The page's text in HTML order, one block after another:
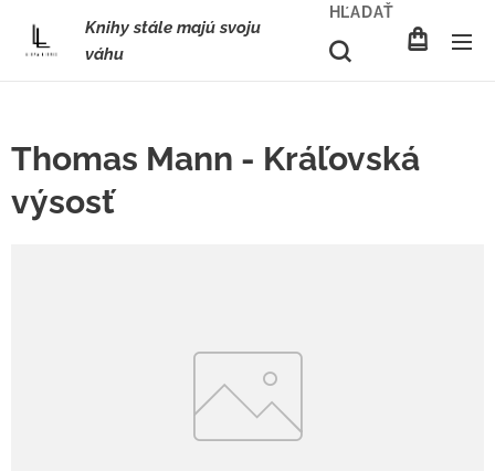
Knihy stále majú svoju
váhu
HĽADAŤ
Thomas Mann - Kráľovská
výsosť